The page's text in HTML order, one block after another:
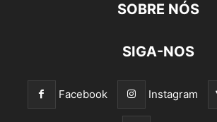
SOBRE NÓS
SIGA-NOS
Facebook Instagram